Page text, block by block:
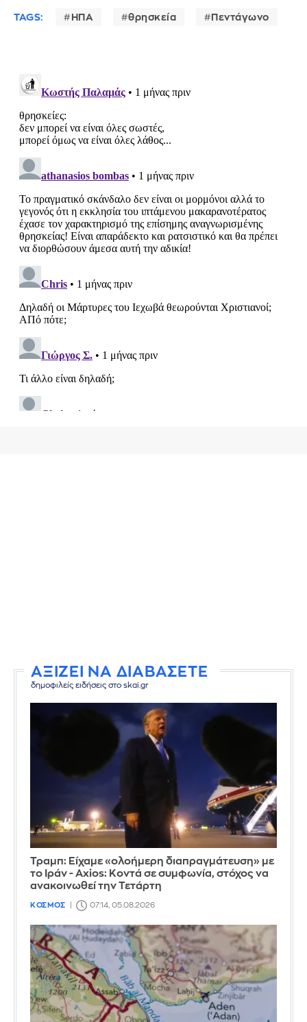
TAGS: ΗΠΑ θρησκεία Πεντάγωνο
ΑΞΙΖΕΙ ΝΑ ΔΙΑΒΑΣΕΤΕ
δημοφιλείς ειδήσεις στο skai.gr
Τραμπ: Είχαμε «ολοήμερη διαπραγμάτευση» με
το Ιράν - Axios: Κοντά σε συμφωνία, στόχος να
ανακοινωθεί την Τετάρτη
ΚΟΣΜΟΣ 07:14, 05.08.2026